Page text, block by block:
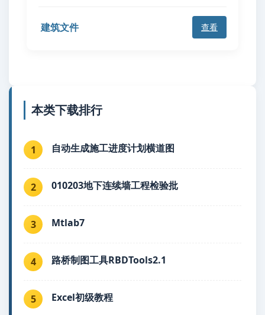
建筑文件 查看
本类下载排行
1 自动生成施工进度计划横道图
2 010203地下连续墙工程检验批
3 Mtlab7
4 路桥制图工具RBDTools2.1
5 Excel初级教程